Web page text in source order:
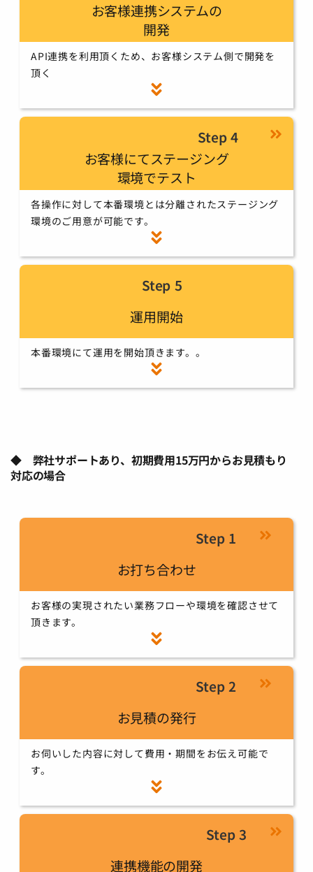
お客様連携システムの
開発
API連携を利用頂くため、お客様システム側で開発を
頂く
Step 4
お客様にてステージング
環境でテスト
各操作に対して本番環境とは分離されたステージング
環境のご用意が可能です。
Step 5
運用開始
本番環境にて運用を開始頂きます。。
◆ 弊社サポートあり、初期費用15万円からお見積もり
対応の場合
Step 1
お打ち合わせ
お客様の実現されたい業務フローや環境を確認させて
頂きます。
Step 2
お見積の発行
お伺いした内容に対して費用・期間をお伝え可能で
す。
Step 3
連携機能の開発